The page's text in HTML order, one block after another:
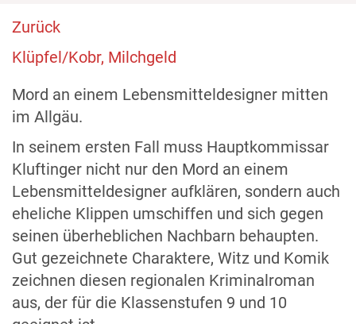
Zurück
Klüpfel/Kobr, Milchgeld
Mord an einem Lebensmitteldesigner mitten
im Allgäu.
In seinem ersten Fall muss Hauptkommissar
Kluftinger nicht nur den Mord an einem
Lebensmitteldesigner aufklären, sondern auch
eheliche Klippen umschiffen und sich gegen
seinen überheblichen Nachbarn behaupten.
Gut gezeichnete Charaktere, Witz und Komik
zeichnen diesen regionalen Kriminalroman
aus, der für die Klassenstufen 9 und 10